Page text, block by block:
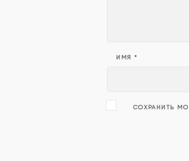
ИМЯ *
СОХРАНИТЬ